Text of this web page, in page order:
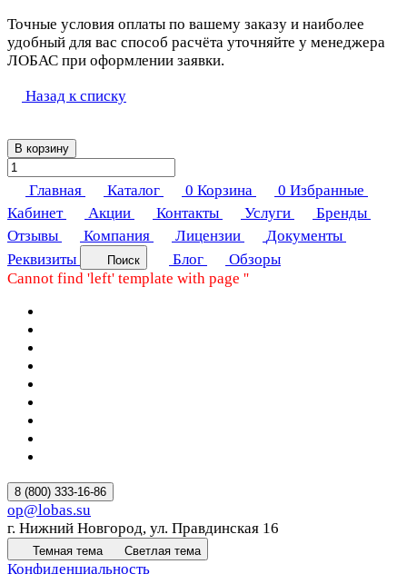
Точные условия оплаты по вашему заказу и наиболее
удобный для вас способ расчёта уточняйте у менеджера
ЛОБАС при оформлении заявки.
Назад к списку
В корзину
Главная Каталог 0 Корзина 0 Избранные
Кабинет
Акции Контакты Услуги
Бренды
Отзывы
Компания Лицензии
Документы
Реквизиты
Поиск Блог
Обзоры
Cannot find 'left' template with page ''
8 (800) 333-16-86
op@lobas.su
г. Нижний Новгород, ул. Правдинская 16
Темная тема Светлая тема
Конфиденциальность